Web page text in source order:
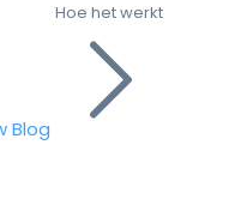
Blog
Hoe het werkt